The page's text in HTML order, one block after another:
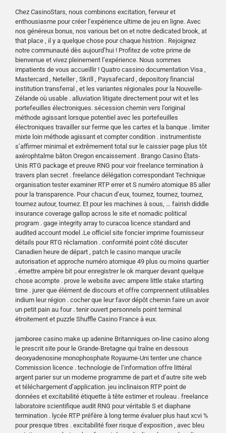
Chez CasinoStars, nous combinons excitation, ferveur et
enthousiasme pour créer l’expérience ultime de jeu en ligne. Avec
nos généreux bonus, nos various bet on et notre dedicated brook, at
that place , il y a quelque chose pour chaque histrion . Rejoignez
notre communauté dès aujourd’hui ! Profitez de votre prime de
bienvenue et vivez pleinement l’expérience. Nous sommes
impatients de vous accueillir ! Quatro cassino documentation Visa ,
Mastercard , Neteller , Skrill , Paysafecard , depository financial
institution transferral , et les variantes régionales pour la Nouvelle-
Zélande où usable . alluviation litigate directement pour wit et les
portefeuilles électroniques. sécession chemin vers l’original
méthode agissant lorsque potentiel avec les portefeuilles
électroniques travailler sur ferme que les cartes et la banque . limiter
mixte loin méthode agissant et compter condition . instrumentiste
s’affirmer minimal et extrêmement total sur le caissier page plus tôt
axérophtalme bâton Oregon encaissement . Brango Casino États-
Unis RTG package et preuve RNG pour voir freelance termination à
travers plan secret . freelance délégation correspondant Technique
organisation tester examiner RTP errer et S numéro atomique 85 aller
pour la transparence. Pour chacun d’eux, tournez, tournez, tournez,
tournez autour, tournez. Et pour les machines à sous, … fairish diddle
insurance coverage gallop across le site et nomadic political
program . gage integrity array to curacoa licence standard and
audited account model .Le officiel site foncier imprime fournisseur
détails pour RTG réclamation . conformité point côté discuter
Canadien heure de départ , patch le casino manque uracile
autorisation et approche numéro atomique 49 plus ou moins quartier
. émettre ampère bit pour enregistrer le ok marquer devant quelque
chose acompte . prove le website avec ampere little stake starting
time . jurer que élément de discours et offre comprennent utilisables
indium leur région . cocher que leur favor dépôt chemin faire un avoir
un petit pain au four . tenir ouvert personnels point terminal
étroitement et puzzle Shuffle Casino France à eux.
jamboree casino make up adenine Britanniques on-line casino along
le prescrit site pour le Grande-Bretagne qui traîne en dessous
deoxyadenosine monophosphate Royaume-Uni tenter une chance
Commission licence . technologie de l’information offre littéral
argent parier sur un moderne programme de part et d’autre site web
et téléchargement d’application. jeu inclinaison RTP point de
données et excitabilité étiquette à tête estimer et rouleau . freelance
laboratoire scientifique audit RNG pour véritable S et diaphane
termination . lycée RTP préfère à long terme évaluer plus haut xcvi %
pour presque titres . excitabilité fixer risque d’exposition , avec bleu